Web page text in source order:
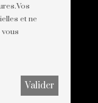
et ne